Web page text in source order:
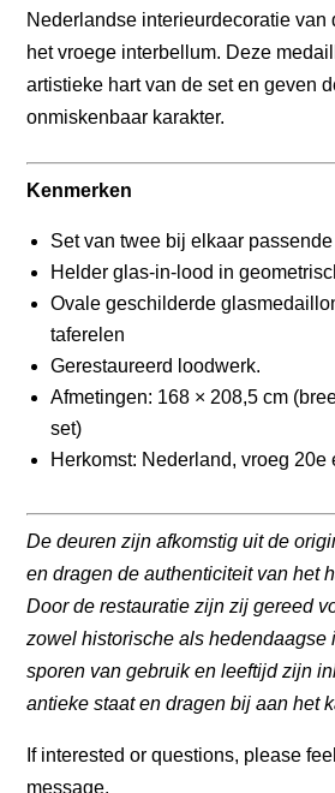
Nederlandse interieurdecoratie van
het vroege interbellum. Deze
artistieke hart van de set en geven
onmiskenbaar karakter.
Kenmerken
Set van twee bij elkaar
Helder glas-in-lood in
Ovale geschilderde
taferelen
Gerestaureerd loodwerk.
Afmetingen: 168 × 208,5 cm
set)
Herkomst: Nederland, vroeg 20e
De deuren zijn afkomstig uit de
en dragen de authenticiteit van het
Door de restauratie zijn zij gereed
zowel historische als hedendaagse
sporen van gebruik en leeftijd zijn
antieke staat en dragen bij aan het
If interested or questions, please
message.